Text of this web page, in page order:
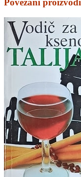
Povezani proizvodi